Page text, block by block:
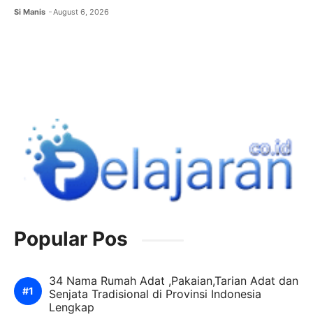
Si Manis August 6, 2026
Popular Pos
34 Nama Rumah Adat ,Pakaian,Tarian Adat dan
Senjata Tradisional di Provinsi Indonesia
Lengkap